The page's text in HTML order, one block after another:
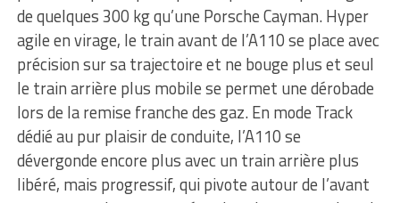
de quelques 300 kg qu’une Porsche Cayman. Hyper
agile en virage, le train avant de l’A110 se place avec
précision sur sa trajectoire et ne bouge plus et seul
le train arrière plus mobile se permet une dérobade
lors de la remise franche des gaz. En mode Track
dédié au pur plaisir de conduite, l’A110 se
dévergonde encore plus avec un train arrière plus
libéré, mais progressif, qui pivote autour de l’avant